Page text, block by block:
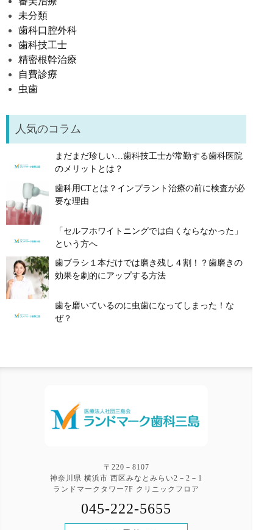
未分類
歯科口腔外科
歯科技工士
精密根幹治療
自費診療
虫歯
人気のコラム
まだまだ珍しい…歯科技工士が常勤する歯科医院
のメリットとは？
歯科用CTとは？インプラント治療の前に検査が必
要な理由
「セルフホワイトニングでは白くならなかった」
という方へ
歯ブラシ１本だけでは磨き残し４割！？歯磨きの
効果を劇的にアップする方法
歯を磨いているのに虫歯になってしまった！な
ぜ？
〒220－8107
神奈川県 横浜市 西区みなとみらい2－2－1
ランドマークタワー7F クリニックフロア
045-222-5655